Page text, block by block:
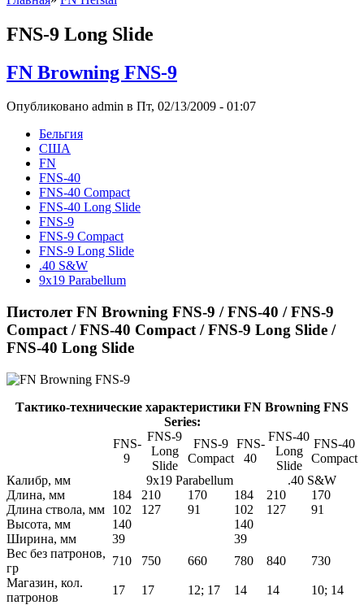
FNS-9 Long Slide
FN Browning FNS-9
Опубликовано admin в Пт, 02/13/2009 - 01:07
Бельгия
США
FN
FNS-40
FNS-40 Compact
FNS-40 Long Slide
FNS-9
FNS-9 Compact
FNS-9 Long Slide
.40 S&W
9x19 Parabellum
Пистолет FN Browning FNS-9 / FNS-40 / FNS-9
Compact / FNS-40 Compact / FNS-9 Long Slide /
FNS-40 Long Slide
Тактико-технические характеристики FN Browning FNS
Series:
FNS-
9
FNS-9
Long
Slide
FNS-9
Compact
FNS-
40
FNS-40
Long
Slide
FNS-40
Compact
Калибр, мм
9х19 Parabellum
.40 S&W
Длина, мм
184 210 170 184 210
170
Длина ствола, мм 102 127 91 102 127
91
Высота, мм
140
140
Ширина, мм
39
39
Вес без патронов,
гр
710 750 660 780 840
730
Магазин, кол.
патронов
17 17 12; 17 14 14 10; 14